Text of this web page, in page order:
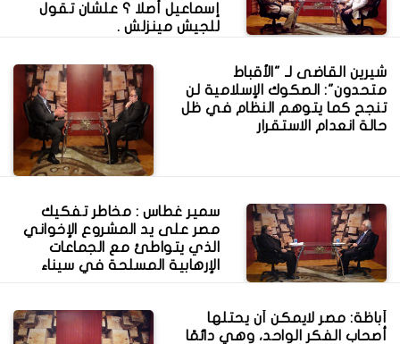
إسماعيل أصلا ؟ علشان تقول
للجيش مينزلش .
شيرين القاضى لـ "الأقباط
متحدون": الصكوك الإسلامية لن
تنجح كما يتوهم النظام في ظل
حالة انعدام الاستقرار
سمير غطاس : مخاطر تفكيك
مصر على يد المشروع الإخواني
الذي يتواطئ مع الجماعات
الإرهابية المسلحة في سيناء
أباظة: مصر لايمكن أن يحتلها
أصحاب الفكر الواحد، وهي دائمًا